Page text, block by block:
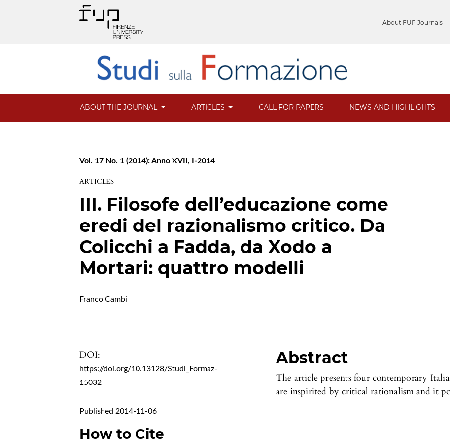
About FUP Journals
ABOUT THE JOURNAL ARTICLES CALL FOR PAPERS NEWS AND HIGHLIGHTS
Vol. 17 No. 1 (2014): Anno XVII, I-2014
ARTICLES
III. Filosofe dell’educazione come
eredi del razionalismo critico. Da
Colicchi a Fadda, da Xodo a
Mortari: quattro modelli
Franco Cambi
DOI:
https://doi.org/10.13128/Studi_Formaz-
15032
Published 2014-11-06
How to Cite
Abstract
The article presents four contemporary
are inspirited by critical rationalism and it